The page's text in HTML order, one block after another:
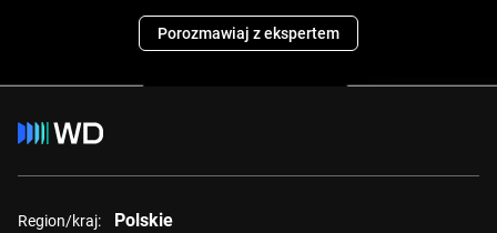
Porozmawiaj z ekspertem
Region/kraj: Polskie